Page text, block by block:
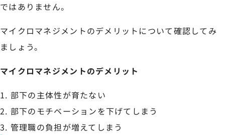
ではありません。
マイクロマネジメントのデメリットについて確認してみ
ましょう。
マイクロマネジメントのデメリット
部下の主体性が育たない
部下のモチベーションを下げてしまう
管理職の負担が増えてしまう